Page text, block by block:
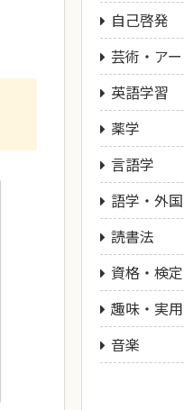
自己啓発
芸術・ア
英語学習
薬学
言語学
語学・外
読書法
資格・検定
趣味・実用
音楽